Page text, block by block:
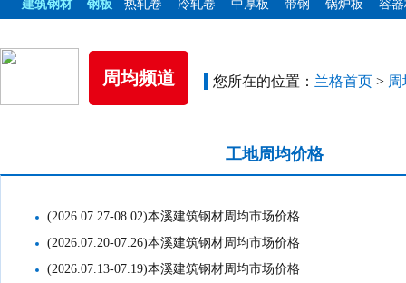
建筑钢材 钢板 热轧卷 冷轧卷 中厚板 带钢 锅炉板 容
周均频道 您所在的位置： 兰格首页 >
工地周均价格
(2026.07.27-08.02)本溪建筑钢材周均市场价格
(2026.07.20-07.26)本溪建筑钢材周均市场价格
(2026.07.13-07.19)本溪建筑钢材周均市场价格